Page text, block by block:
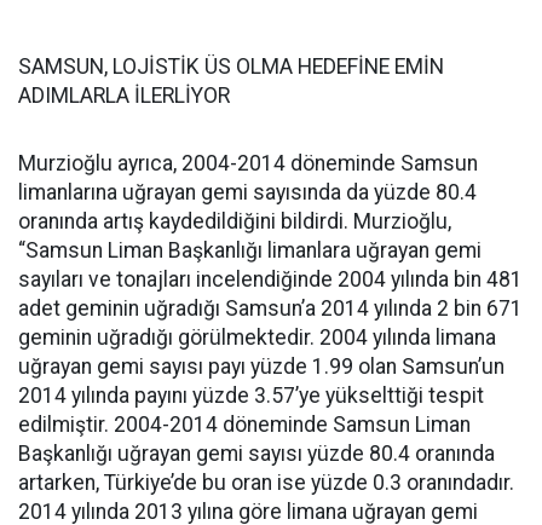
SAMSUN, LOJİSTİK ÜS OLMA HEDEFİNE EMİN
ADIMLARLA İLERLİYOR
Murzioğlu ayrıca, 2004-2014 döneminde Samsun
limanlarına uğrayan gemi sayısında da yüzde 80.4
oranında artış kaydedildiğini bildirdi. Murzioğlu,
“Samsun Liman Başkanlığı limanlara uğrayan gemi
sayıları ve tonajları incelendiğinde 2004 yılında bin 481
adet geminin uğradığı Samsun’a 2014 yılında 2 bin 671
geminin uğradığı görülmektedir. 2004 yılında limana
uğrayan gemi sayısı payı yüzde 1.99 olan Samsun’un
2014 yılında payını yüzde 3.57’ye yükselttiği tespit
edilmiştir. 2004-2014 döneminde Samsun Liman
Başkanlığı uğrayan gemi sayısı yüzde 80.4 oranında
artarken, Türkiye’de bu oran ise yüzde 0.3 oranındadır.
2014 yılında 2013 yılına göre limana uğrayan gemi